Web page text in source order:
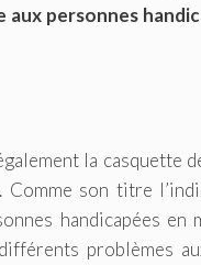
aux personnes
la casquette
son titre
handicapées en
problèmes